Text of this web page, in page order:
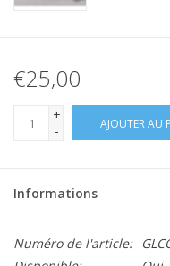
€25,00
+
-
AJOUTER AU
Informations
Numéro de l'article: